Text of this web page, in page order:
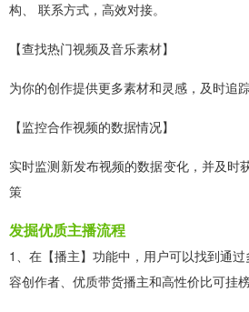
构、 联系方式，高效对接。
【查找热门视频及音乐素材】
为你的创作提供更多素材和灵感，及时追
【监控合作视频的数据情况】
实时监测新发布视频的数据变化，并及时
策
发掘优质主播流程
1、在【播主】功能中，用户可以找到通
容创作者、优质带货播主和高性价比可挂榜